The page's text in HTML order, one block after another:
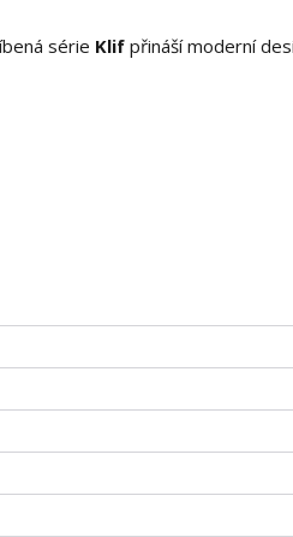
série Klif přináší moderní